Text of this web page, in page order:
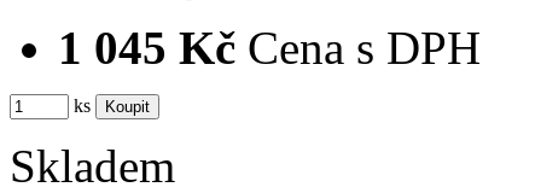
1 045 Kč Cena s DPH
ks
Skladem